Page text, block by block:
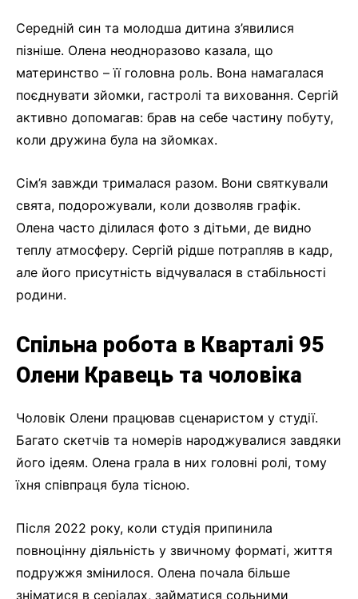
Середній син та молодша дитина з’явилися
пізніше. Олена неодноразово казала, що
материнство – її головна роль. Вона намагалася
поєднувати зйомки, гастролі та виховання. Сергій
активно допомагав: брав на себе частину побуту,
коли дружина була на зйомках.
Сім’я завжди трималася разом. Вони святкували
свята, подорожували, коли дозволяв графік.
Олена часто ділилася фото з дітьми, де видно
теплу атмосферу. Сергій рідше потрапляв в кадр,
але його присутність відчувалася в стабільності
родини.
Спільна робота в Кварталі 95
Олени Кравець та чоловіка
Чоловік Олени працював сценаристом у студії.
Багато скетчів та номерів народжувалися завдяки
його ідеям. Олена грала в них головні ролі, тому
їхня співпраця була тісною.
Після 2022 року, коли студія припинила
повноцінну діяльність у звичному форматі, життя
подружжя змінилося. Олена почала більше
зніматися в серіалах, займатися сольними